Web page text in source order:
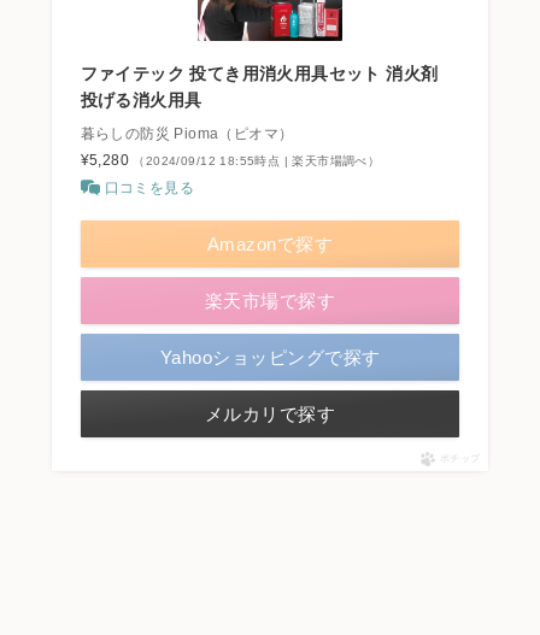
ファイテック 投てき用消火用具セット 消火剤
投げる消火用具
暮らしの防災 Pioma（ピオマ）
¥5,280
（2024/09/12 18:55時点 | 楽天市場調べ）
口コミを見る
Amazonで探す
楽天市場で探す
Yahooショッピングで探す
メルカリで探す
ポチップ